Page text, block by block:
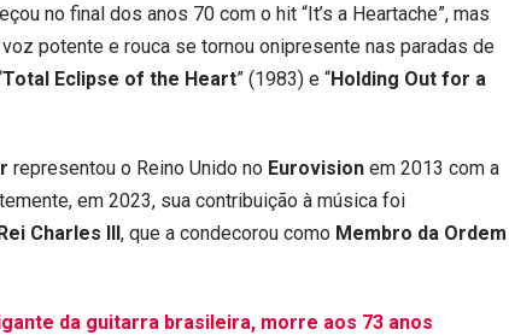
no final dos anos 70 com o hit “It’s a Heartache”, mas
potente e rouca se tornou onipresente nas paradas de
Total Eclipse of the Heart” (1983) e “Holding Out for a
representou o Reino Unido no Eurovision em 2013 com a
em 2023, sua contribuição à música foi
Charles III, que a condecorou como Membro da Ordem
da guitarra brasileira, morre aos 73 anos